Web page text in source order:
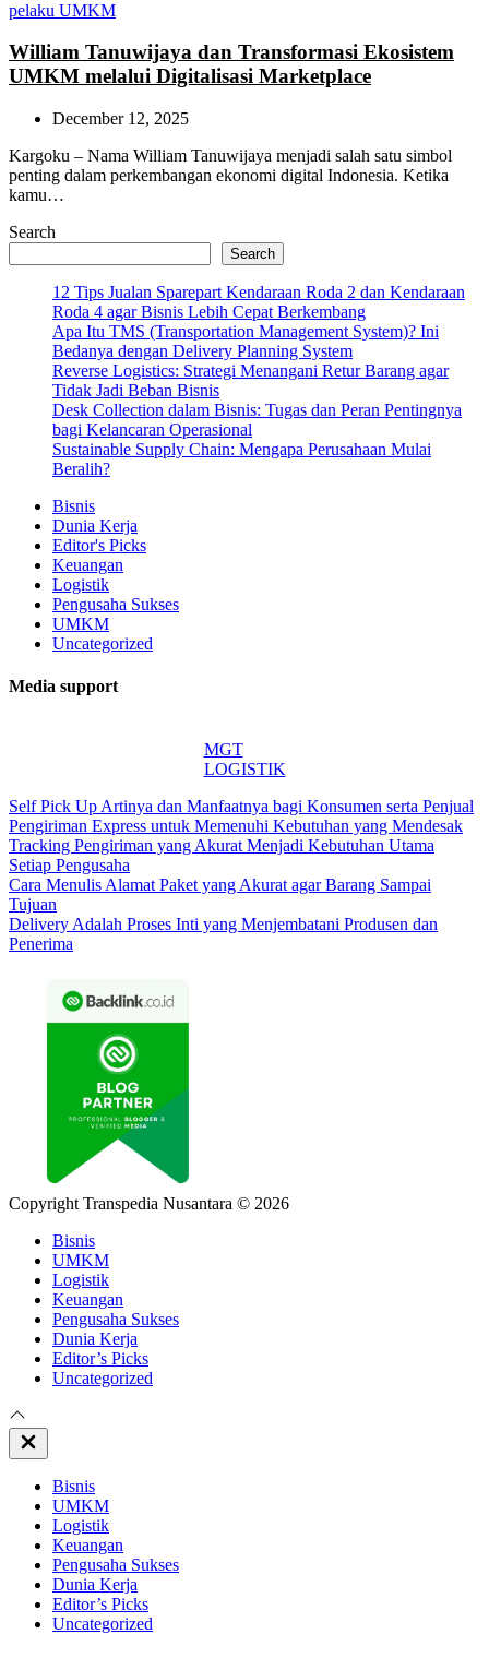
William Tanuwijaya dan Transformasi Ekosistem
UMKM melalui Digitalisasi Marketplace
December 12, 2025
Kargoku – Nama William Tanuwijaya menjadi salah satu simbol
penting dalam perkembangan ekonomi digital Indonesia. Ketika
kamu…
Search
Search
12 Tips Jualan Sparepart Kendaraan Roda 2 dan Kendaraan
Roda 4 agar Bisnis Lebih Cepat Berkembang
Apa Itu TMS (Transportation Management System)? Ini
Bedanya dengan Delivery Planning System
Reverse Logistics: Strategi Menangani Retur Barang agar
Tidak Jadi Beban Bisnis
Desk Collection dalam Bisnis: Tugas dan Peran Pentingnya
bagi Kelancaran Operasional
Sustainable Supply Chain: Mengapa Perusahaan Mulai
Beralih?
Bisnis
Dunia Kerja
Editor's Picks
Keuangan
Logistik
Pengusaha Sukses
UMKM
Uncategorized
Media support
MGT
LOGISTIK
Self Pick Up Artinya dan Manfaatnya bagi Konsumen serta Penjual
Pengiriman Express untuk Memenuhi Kebutuhan yang Mendesak
Tracking Pengiriman yang Akurat Menjadi Kebutuhan Utama
Setiap Pengusaha
Cara Menulis Alamat Paket yang Akurat agar Barang Sampai
Tujuan
Delivery Adalah Proses Inti yang Menjembatani Produsen dan
Penerima
Copyright Transpedia Nusantara © 2026
Bisnis
UMKM
Logistik
Keuangan
Pengusaha Sukses
Dunia Kerja
Editor’s Picks
Uncategorized
Close
Off
Bisnis
UMKM
Logistik
Keuangan
Pengusaha Sukses
Dunia Kerja
Editor’s Picks
Uncategorized